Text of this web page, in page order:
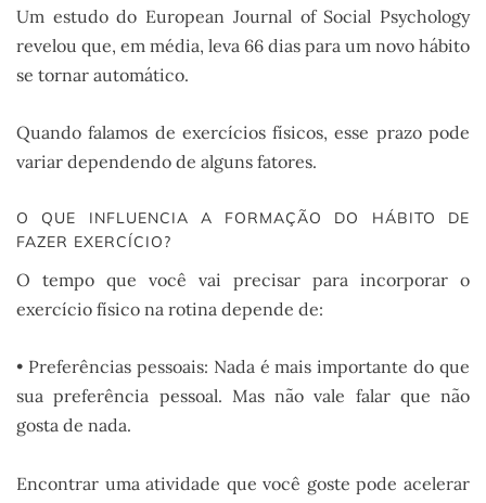
Um estudo do European Journal of Social Psychology
revelou que, em média, leva 66 dias para um novo hábito
se tornar automático.
Quando falamos de exercícios físicos, esse prazo pode
variar dependendo de alguns fatores.
O QUE INFLUENCIA A FORMAÇÃO DO HÁBITO DE
FAZER EXERCÍCIO?
O tempo que você vai precisar para incorporar o
exercício físico na rotina depende de:
• Preferências pessoais: Nada é mais importante do que
sua preferência pessoal. Mas não vale falar que não
gosta de nada.
Encontrar uma atividade que você goste pode acelerar